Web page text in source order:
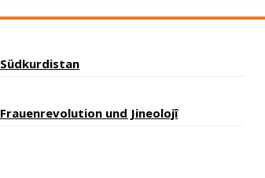
Südkurdistan
Frauenrevolution und Jineolojî